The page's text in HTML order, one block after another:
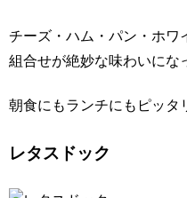
チーズ・ハム・パン・ホワ
組合せが絶妙な味わいにな
朝食にもランチにもピッタ
レタスドック